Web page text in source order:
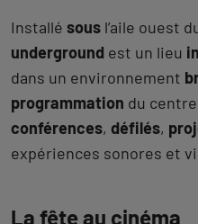
Installé sous l’aile ouest
underground est un lieu
dans un environnement
programmation du
conférences, défilés,
expériences sonores et
La fête au cinéma